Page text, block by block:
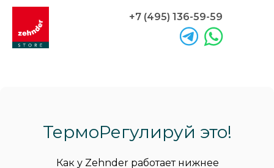
+7 (495) 136-59-59
Главная → Терморегулируй это!
ТермоРегулируй это!
Как у Zehnder работает нижнее